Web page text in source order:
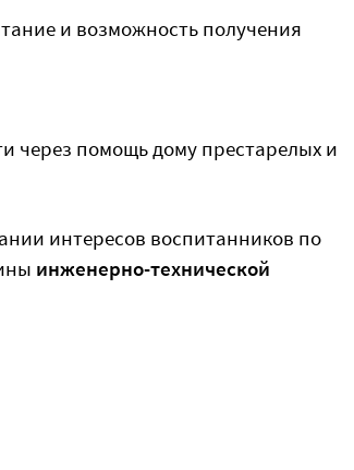
и возможность получения
через помощь дому престарелых и
интересов воспитанников по
инженерно-технической